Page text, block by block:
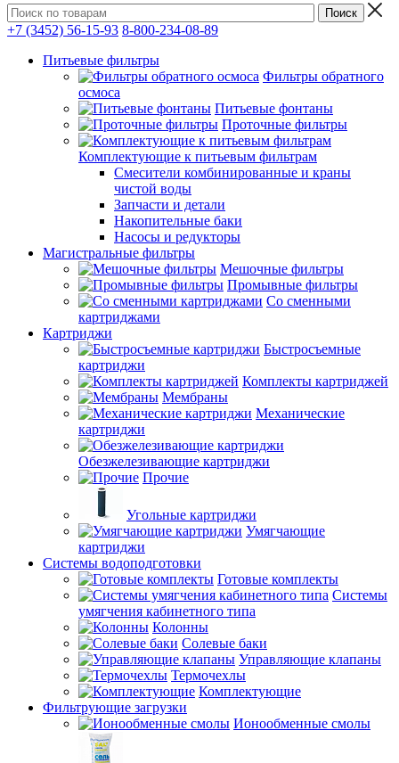
+7 (3452) 56-15-93 8-800-234-08-89
Питьевые фильтры
Фильтры обратного
осмоса
Питьевые фонтаны
Проточные фильтры
Комплектующие к питьевым фильтрам
Смесители комбинированные и краны
чистой воды
Запчасти и детали
Накопительные баки
Насосы и редукторы
Магистральные фильтры
Мешочные фильтры
Промывные фильтры
Со сменными
картриджами
Картриджи
Быстросъемные
картриджи
Комплекты картриджей
Мембраны
Механические
картриджи
Обезжелезивающие картриджи
Прочие
Угольные картриджи
Умягчающие
картриджи
Системы водоподготовки
Готовые комплекты
Системы
умягчения кабинетного типа
Колонны
Солевые баки
Управляющие клапаны
Термочехлы
Комплектующие
Фильтрующие загрузки
Ионообменные смолы